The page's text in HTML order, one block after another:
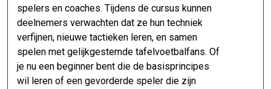
spelers en coaches. Tijdens de cursus kunnen
deelnemers verwachten dat ze hun techniek
verfijnen, nieuwe tactieken leren, en samen
spelen met gelijkgestemde tafelvoetbalfans. Of
je nu een beginner bent die de basisprincipes
wil leren of een gevorderde speler die zijn